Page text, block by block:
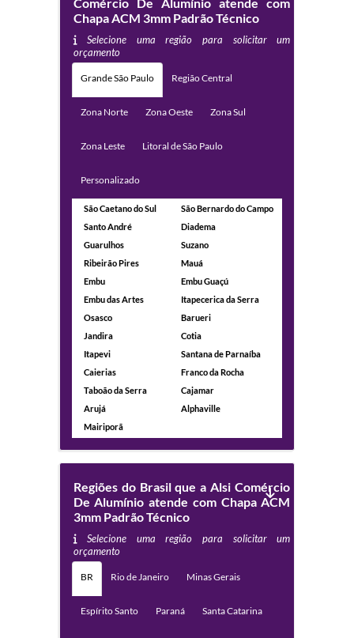
Comércio De Alumínio atende com
Chapa ACM 3mm Padrão Técnico
Selecione uma região para solicitar um
orçamento
Grande São Paulo Região Central
Zona Norte Zona Oeste Zona Sul
Zona Leste Litoral de São Paulo
Personalizado
São Caetano do Sul
São Bernardo do Campo
Santo André
Diadema
Guarulhos
Suzano
Ribeirão Pires
Mauá
Embu
Embu Guaçú
Embu das Artes
Itapecerica da Serra
Osasco
Barueri
Jandira
Cotia
Itapevi
Santana de Parnaíba
Caierias
Franco da Rocha
Taboão da Serra
Cajamar
Arujá
Alphaville
Mairiporã
Regiões do Brasil que a Alsi Comércio
De Alumínio atende com Chapa ACM
3mm Padrão Técnico
Selecione uma região para solicitar um
orçamento
BR Rio de Janeiro Minas Gerais
Espírito Santo Paraná Santa Catarina